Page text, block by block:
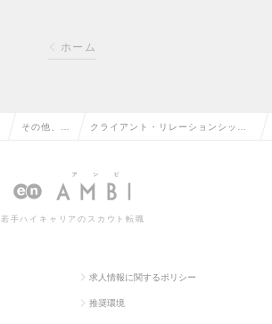
ホーム
その他、マ
グ系の転職
クライアント・リレーションシッ
経験可／リーダー～Mgr候補の求人
若手ハイキャリアのスカウト転職
求人情報に関するポリシー
推奨環境